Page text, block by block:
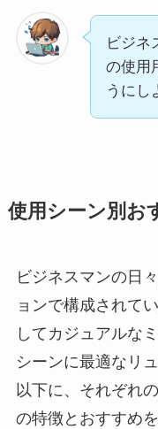
ビジネ
の使用
うにし
使用シーン別お
ビジネスマンの日
ョンで構成されて
してカジュアルな
シーンに最適なリ
以下に、それぞれ
の特徴とおすすめ